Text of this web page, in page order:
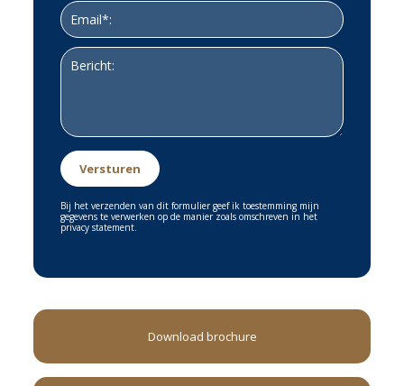
Bij het verzenden van dit formulier geef ik toestemming mijn
gegevens te verwerken op de manier zoals omschreven in het
privacy statement.
Download brochure